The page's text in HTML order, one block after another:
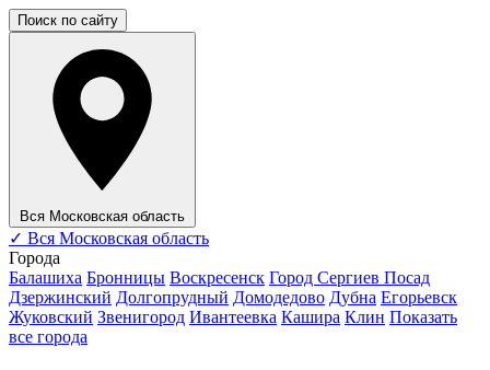
Поиск по сайту
Вся Московская область
✓ Вся Московская область
Города
Балашиха Бронницы Воскресенск Город Сергиев Посад
Дзержинский Долгопрудный Домодедово Дубна Егорьевск
Жуковский Звенигород Ивантеевка Кашира Клин Показать
все города